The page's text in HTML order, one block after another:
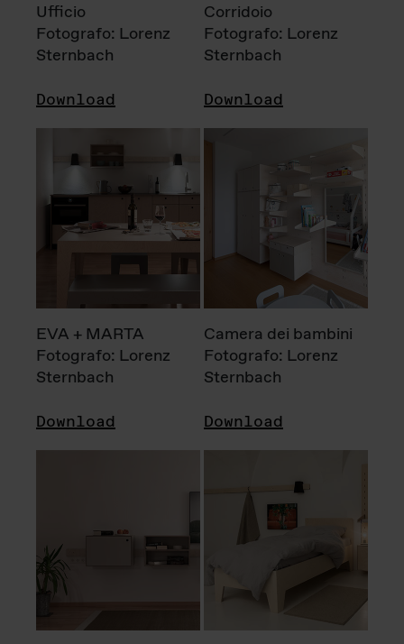
Ufficio
Fotografo: Lorenz
Sternbach
Download
Corridoio
Fotografo: Lorenz
Sternbach
Download
EVA + MARTA
Fotografo: Lorenz
Sternbach
Download
Camera dei bambini
Fotografo: Lorenz
Sternbach
Download